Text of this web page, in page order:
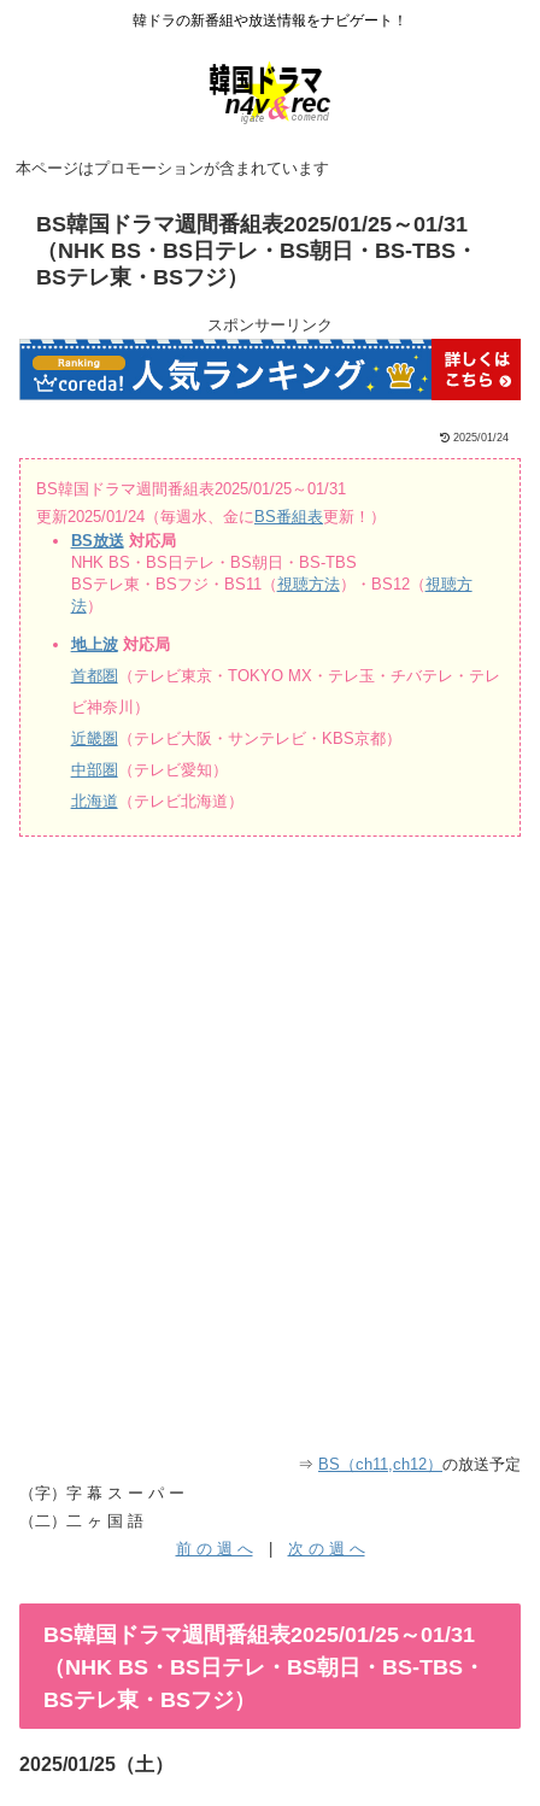
韓ドラの新番組や放送情報をナビゲート！
本ページはプロモーションが含まれています
BS韓国ドラマ週間番組表2025/01/25～01/31
（NHK BS・BS日テレ・BS朝日・BS-TBS・
BSテレ東・BSフジ）
スポンサーリンク
2025/01/24
BS韓国ドラマ週間番組表2025/01/25～01/31
更新2025/01/24（毎週水、金に BS番組表更新！）
BS放送 対応局
NHK BS・BS日テレ・BS朝日・BS-TBS
BSテレ東・BSフジ・BS11（視聴方法）・BS12（視聴方
法）
地上波対応局
首都圏 （テレビ東京・TOKYO MX・テレ玉・チバテレ・テレ
ビ神奈川）
近畿圏 （テレビ大阪・サンテレビ・KBS京都）
中部圏 （テレビ愛知）
北海道 （テレビ北海道）
⇒ BS（ch11,ch12） の放送予定
（字）字 幕 ス ー パ ー
（二）二 ヶ 国 語
前 の 週 へ| 次 の 週 へ
BS韓国ドラマ週間番組表2025/01/25～01/31
（NHK BS・BS日テレ・BS朝日・BS-TBS・
BSテレ東・BSフジ）
2025/01/25（土）